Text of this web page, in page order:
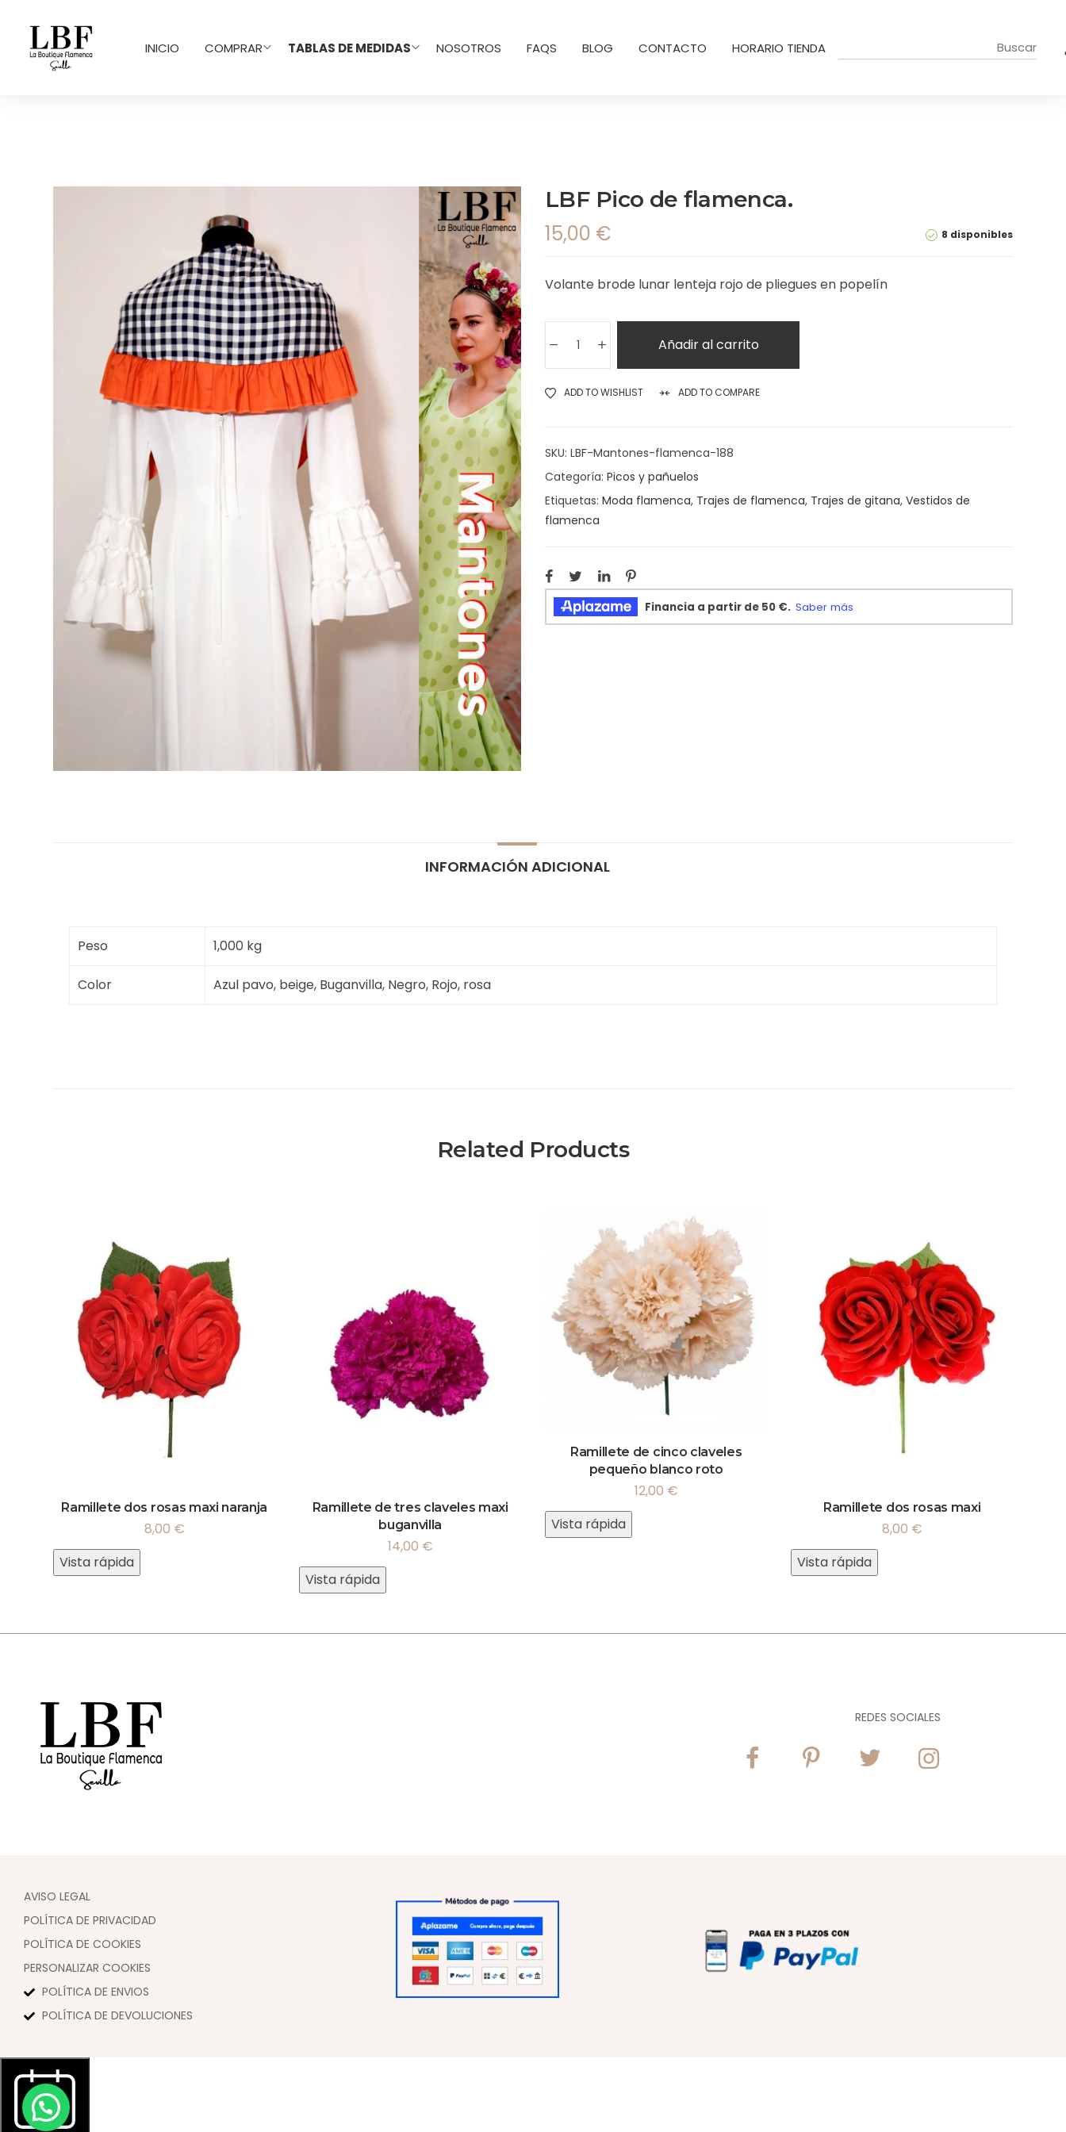
INICIO COMPRAR TABLAS DE MEDIDAS NOSOTROS FAQS BLOG CONTACTO HORARIO TIENDA
LBF Pico de flamenca.
8 disponibles
15,00 €
Volante brode lunar lenteja rojo de pliegues en popelín
Añadir al carrito
ADD TO WISHLIST ADD TO COMPARE
SKU: LBF-Mantones-flamenca-188
Categoría: Picos y pañuelos
Etiquetas: Moda flamenca, Trajes de flamenca, Trajes de gitana, Vestidos de
flamenca
INFORMACIÓN ADICIONAL
Peso 1,000 kg
Color Azul pavo, beige, Buganvilla, Negro, Rojo, rosa
Related Products
Ramillete dos rosas maxi naranja
8,00 €
Vista rápida
Ramillete de tres claveles maxi
buganvilla
14,00 €
Vista rápida
Ramillete de cinco claveles
pequeño blanco roto
12,00 €
Vista rápida
Ramillete dos rosas maxi
8,00 €
Vista rápida
REDES SOCIALES
AVISO LEGAL
POLÍTICA DE PRIVACIDAD
POLÍTICA DE COOKIES
PERSONALIZAR COOKIES
POLÍTICA DE ENVIOS
POLÍTICA DE DEVOLUCIONES